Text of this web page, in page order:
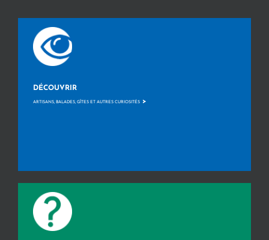
DÉCOUVRIR
ARTISANS, BALADES, GÎTES ET AUTRES CURIOSITÉS >